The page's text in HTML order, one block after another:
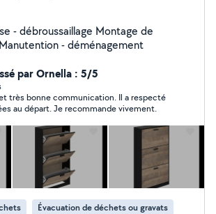
- débroussaillage Montage de
- déménagement
par Ornella : 5/5
très bonne communication. Il a respecté
au départ. Je recommande vivement.
Évacuation de déchets ou gravats